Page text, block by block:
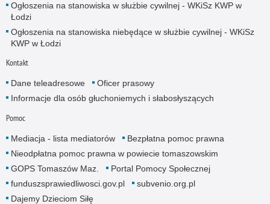
Ogłoszenia na stanowiska w służbie cywilnej - WKiSz KWP w
Łodzi
Ogłoszenia na stanowiska niebędące w służbie cywilnej - WKiSz
KWP w Łodzi
Kontakt
Dane teleadresowe
Oficer prasowy
Informacje dla osób głuchoniemych i słabosłyszących
Pomoc
Mediacja - lista mediatorów
Bezpłatna pomoc prawna
Nieodpłatna pomoc prawna w powiecie tomaszowskim
GOPS Tomaszów Maz.
Portal Pomocy Społecznej
funduszsprawiedliwosci.gov.pl
subvenio.org.pl
Dajemy Dzieciom Siłę